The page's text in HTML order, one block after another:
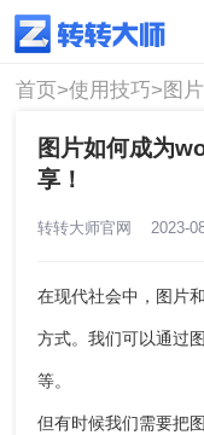
使用技巧
首页>使用技巧>图
图片如何成为
享！
转转大师官网 2023-
在现代社会中，图片
方式。我们可以通过
等。
但有时候我们需要把